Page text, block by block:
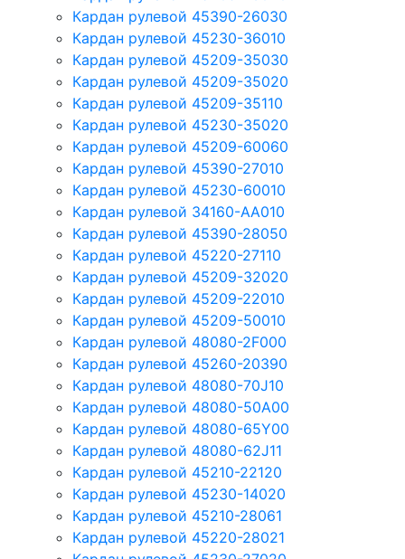
Кардан рулевой 45390-26030
Кардан рулевой 45230-36010
Кардан рулевой 45209-35030
Кардан рулевой 45209-35020
Кардан рулевой 45209-35110
Кардан рулевой 45230-35020
Кардан рулевой 45209-60060
Кардан рулевой 45390-27010
Кардан рулевой 45230-60010
Кардан рулевой 34160-AA010
Кардан рулевой 45390-28050
Кардан рулевой 45220-27110
Кардан рулевой 45209-32020
Кардан рулевой 45209-22010
Кардан рулевой 45209-50010
Кардан рулевой 48080-2F000
Кардан рулевой 45260-20390
Кардан рулевой 48080-70J10
Кардан рулевой 48080-50A00
Кардан рулевой 48080-65Y00
Кардан рулевой 48080-62J11
Кардан рулевой 45210-22120
Кардан рулевой 45230-14020
Кардан рулевой 45210-28061
Кардан рулевой 45220-28021